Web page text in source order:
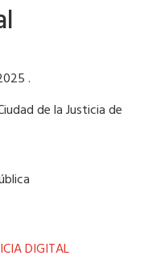
.
de la Justicia de
DIGITAL